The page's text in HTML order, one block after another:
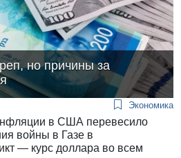
но причины за
Экономика
в США перевесило
войны в Газе в
— курс доллара во всем